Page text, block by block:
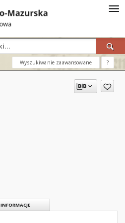
Wyszukiwanie zaawansowane ?
INFORMACJE